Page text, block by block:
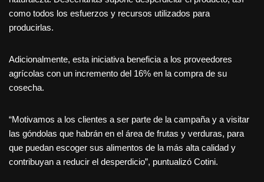
como todos los esfuerzos y recursos utilizados para
producirlas.
Adicionalmente, esta iniciativa beneficia a los proveedores
agrícolas con un incremento del 16% en la compra de su
cosecha.
“Motivamos a los clientes a ser parte de la campaña y a visitar
las góndolas que habrán en el área de frutas y verduras, para
que puedan escoger sus alimentos de la más alta calidad y
contribuyan a reducir el desperdicio”, puntualizó Cotini.